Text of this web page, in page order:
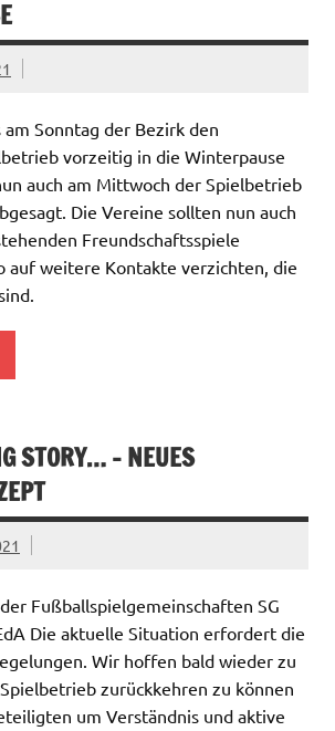
Sonntag der Bezirk den
vorzeitig in die Winterpause
auch am Mittwoch der Spielbetrieb
Die Vereine sollten nun auch
Freundschaftsspiele
auf weitere Kontakte verzichten, die
STORY… – NEUES
Fußballspielgemeinschaften SG
Die aktuelle Situation erfordert die
Wir hoffen bald wieder zu
zurückkehren zu können
um Verständnis und aktive